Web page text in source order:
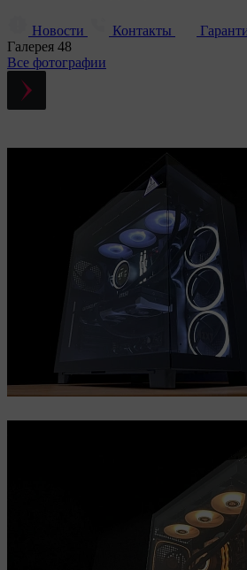
Новости Контакты
Галерея 48
Все фотографии